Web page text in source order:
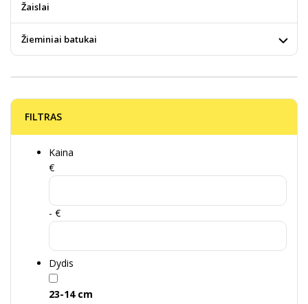
Žaislai
Žieminiai batukai
FILTRAS
Kaina
€
- €
Dydis
23-14 cm